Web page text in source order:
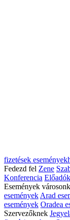
fizetések
Fedezd fel Zene
Konferencia Előadók
Események
események Arad
események Oradea
Szervezőknek